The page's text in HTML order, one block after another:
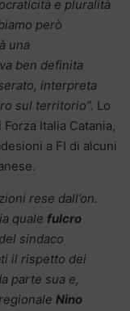
e pluralità
però
una
ben definita
interpreta
sul territorio”. Lo
Italia Catania,
a FI di alcuni
rese dall’on.
quale fulcro
del sindaco
il rispetto dei
parte sua e,
Nino